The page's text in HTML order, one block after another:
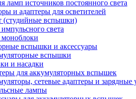
ламп источников постоянного света
и адаптеры для осветителей
(студийные вспышки)
света
вспышки и аксессуары
вспышки
и насадки
для аккумуляторных вспышек
сетевые адаптеры и зарядные
лампы